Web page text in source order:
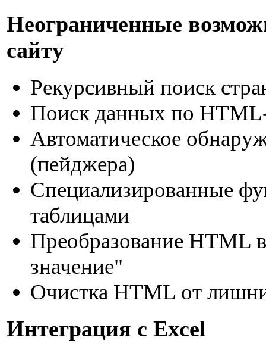
Неограниченные
сайту
Рекурсивный поиск
Поиск данных по
Автоматическое
(пейджера)
Специализированные
таблицами
Преобразование HTML
значение"
Очистка HTML от
Интеграция с Excel